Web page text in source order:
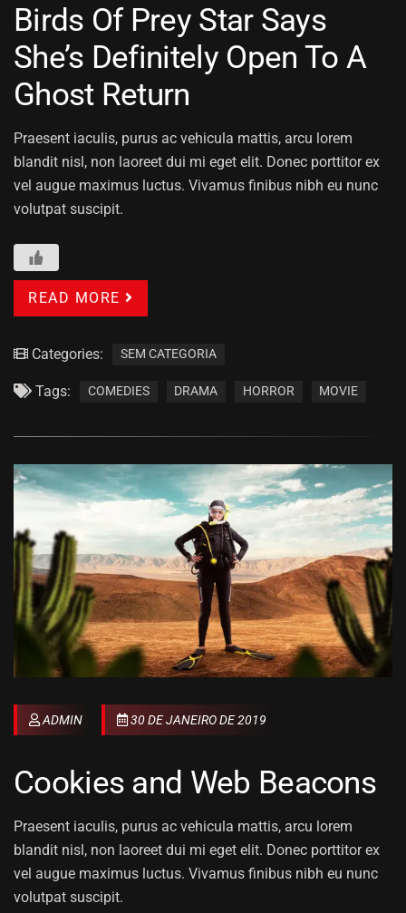
Birds Of Prey Star Says
She’s Definitely Open To A
Ghost Return
Praesent iaculis, purus ac vehicula mattis, arcu lorem
blandit nisl, non laoreet dui mi eget elit. Donec porttitor ex
vel augue maximus luctus. Vivamus finibus nibh eu nunc
volutpat suscipit.
READ MORE
Categories: SEM CATEGORIA
Tags: COMEDIES DRAMA HORROR MOVIE
ADMIN 30 DE JANEIRO DE 2019
Cookies and Web Beacons
Praesent iaculis, purus ac vehicula mattis, arcu lorem
blandit nisl, non laoreet dui mi eget elit. Donec porttitor ex
vel augue maximus luctus. Vivamus finibus nibh eu nunc
volutpat suscipit.